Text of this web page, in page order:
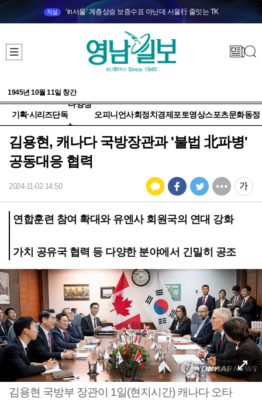
직설 ‘in서울’ 계층상승 보증수표 아닌데 서울行 줄잇는 TK
1945년 10월 11일 창간
기획·시리즈단독
다양성
+
오피니언사회정치 경제 포토영상스포츠문화동정
김용현, 캐나다 국방장관과 '불법 北파병'
공동대응 협력
2024-11-02 14:50
연합훈련 참여 확대와 유엔사 회원국의 연대 강화
가치 공유국 협력 등 다양한 분야에서 긴밀히 공조
김용현 국방부 장관이 1일(현지시간) 캐나다 오타